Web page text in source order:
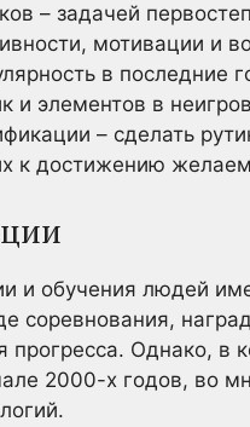
– задачей
мотивации и
в последние
элементов в
– сделать
к достижению
и обучения людей
соревнования,
Однако, в
2000-х годов, во